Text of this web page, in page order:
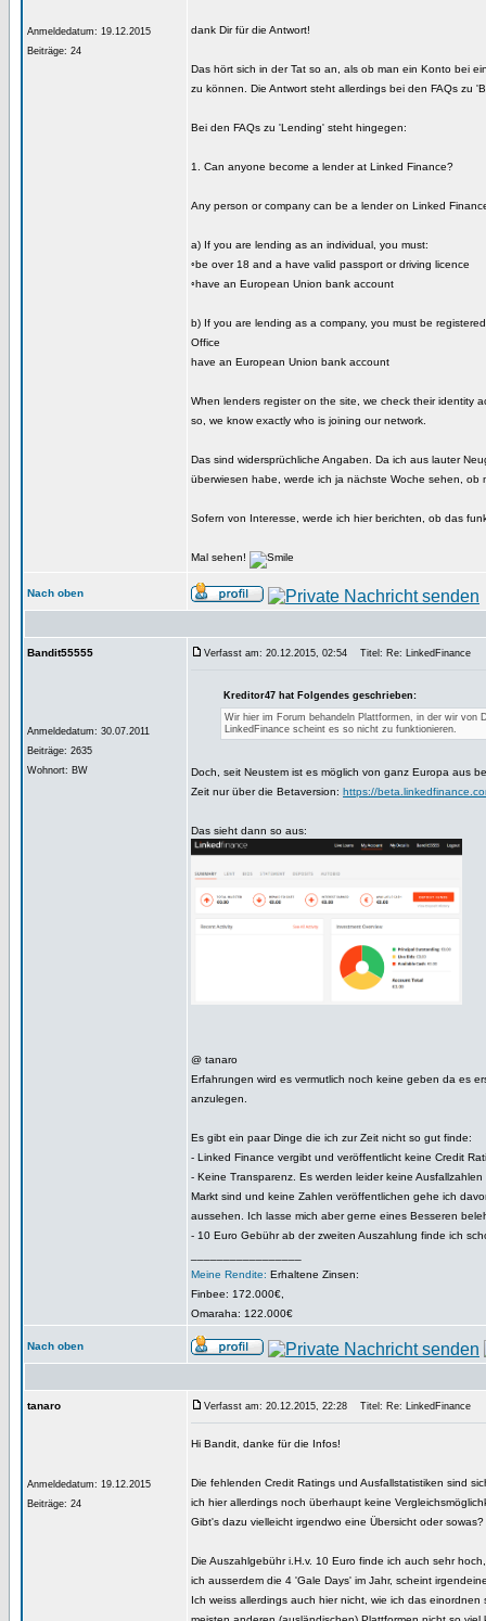
Anmeldedatum: 19.12.2015
Beiträge: 24
dank Dir für die Antwort!
Das hört sich in der Tat so an, als ob man ein Konto bei
zu können. Die Antwort steht allerdings bei den FAQs zu
Bei den FAQs zu 'Lending' steht hingegen:
1. Can anyone become a lender at Linked Finance?
Any person or company can be a lender on Linked
a) If you are lending as an individual, you must:
◦be over 18 and a have valid passport or driving licence
◦have an European Union bank account
b) If you are lending as a company, you must be
Office
have an European Union bank account
When lenders register on the site, we check their identity
so, we know exactly who is joining our network.
Das sind widersprüchliche Angaben. Da ich aus lauter
überwiesen habe, werde ich ja nächste Woche sehen,
Sofern von Interesse, werde ich hier berichten, ob das
Mal sehen!
Nach oben
Bandit55555
Anmeldedatum: 30.07.2011
Beiträge: 2635
Wohnort: BW
Verfasst am: 20.12.2015, 02:54 Titel: Re: LinkedFinance
Kreditor47 hat Folgendes geschrieben:
Wir hier im Forum behandeln Plattformen, in der wir von
LinkedFinance scheint es so nicht zu funktionieren.
Doch, seit Neustem ist es möglich von ganz Europa aus
Zeit nur über die Betaversion: https://
Das sieht dann so aus:
@ tanaro
Erfahrungen wird es vermutlich noch keine geben da es
anzulegen.
Es gibt ein paar Dinge die ich zur Zeit nicht so gut finde:
- Linked Finance vergibt und veröffentlicht keine Credit
- Keine Transparenz. Es werden leider keine
Markt sind und keine Zahlen veröffentlichen gehe ich
aussehen. Ich lasse mich aber gerne eines Besseren
- 10 Euro Gebühr ab der zweiten Auszahlung finde ich
Meine Rendite: Erhaltene Zinsen:
Finbee: 172.000€,
Omaraha: 122.000€
Nach oben
tanaro
Anmeldedatum: 19.12.2015
Beiträge: 24
Verfasst am: 20.12.2015, 22:28 Titel: Re: LinkedFinance
Hi Bandit, danke für die Infos!
Die fehlenden Credit Ratings und Ausfallstatistiken sind
ich hier allerdings noch überhaupt keine
Gibt's dazu vielleicht irgendwo eine Übersicht oder sowas?
Die Auszahlgebühr i.H.v. 10 Euro finde ich auch sehr
ich ausserdem die 4 'Gale Days' im Jahr, scheint
Ich weiss allerdings auch hier nicht, wie ich das